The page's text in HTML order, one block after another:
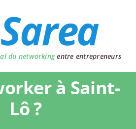
du networkingentre entrepreneurs
à Saint-
Lô ?